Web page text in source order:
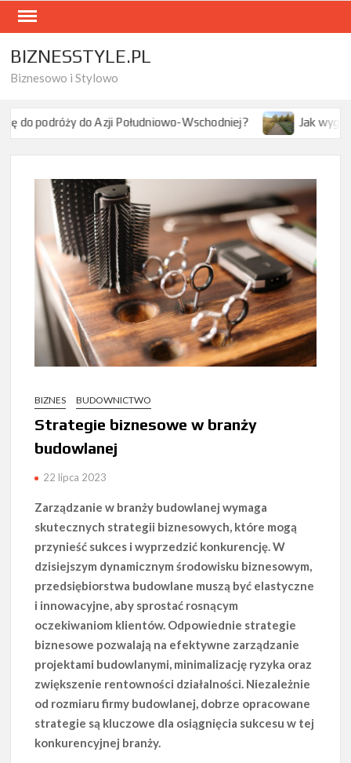
Skip
content
BIZNESSTYLE.PL
Biznesowo i Stylowo
Azji Południowo-Wschodniej? Jak wygląda turystyka
BIZNES BUDOWNICTWO
Strategie biznesowe w branży
budowlanej
22 lipca 2023
Zarządzanie w branży budowlanej wymaga
skutecznych strategii biznesowych, które mogą
przynieść sukces i wyprzedzić konkurencję. W
dzisiejszym dynamicznym środowisku biznesowym,
przedsiębiorstwa budowlane muszą być elastyczne
i innowacyjne, aby sprostać rosnącym
oczekiwaniom klientów. Odpowiednie strategie
biznesowe pozwalają na efektywne zarządzanie
projektami budowlanymi, minimalizację ryzyka oraz
zwiększenie rentowności działalności. Niezależnie
od rozmiaru firmy budowlanej, dobrze opracowane
strategie są kluczowe dla osiągnięcia sukcesu w tej
konkurencyjnej branży.